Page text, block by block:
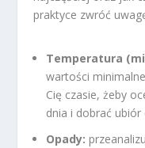
praktyce zwróć
Temperatura
wartości
Cię czasie, żeby
dnia i dobrać
Opady: